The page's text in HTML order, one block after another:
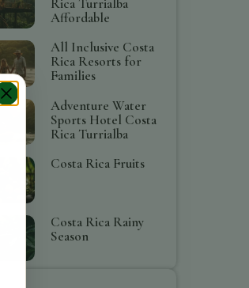
Rica Turrialba
Affordable
All Inclusive Costa
Rica Resorts for
Families
Adventure Water
Sports Hotel Costa
Rica Turrialba
Costa Rica Fruits
Costa Rica Rainy
Season